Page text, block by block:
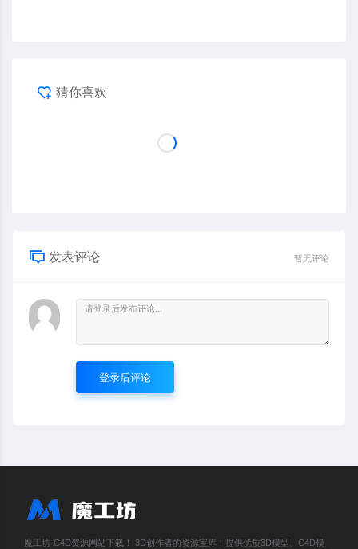
猜你喜欢
发表评论 暂无评论
登录后评论
魔工坊-C4D资源网站下载！ 3D创作者的资源宝库！提供优质3D模型、C4D模